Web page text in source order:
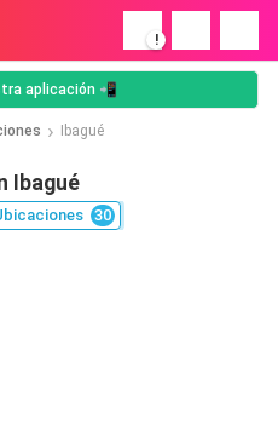
!
aplicación 📲
Ibagué
Ibagué
30